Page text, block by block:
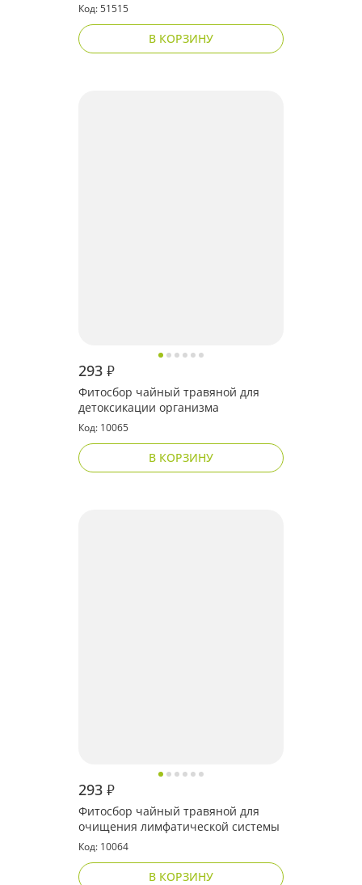
Код: 51515
В КОРЗИНУ
293 ₽
Фитосбор чайный травяной для
детоксикации организма
Код: 10065
В КОРЗИНУ
293 ₽
Фитосбор чайный травяной для
очищения лимфатической системы
Код: 10064
В КОРЗИНУ